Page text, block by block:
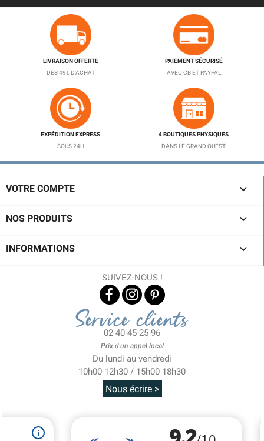
LIVRAISON OFFERTE
DÈS 49€ D'ACHAT
PAIEMENT SÉCURISÉ
AVEC CB ET PAYPAL
EXPÉDITION EXPRESS
SOUS 24H
4 BOUTIQUES PHYSIQUES
DANS LE GRAND OUEST
VOTRE COMPTE 
NOS PRODUITS 
INFORMATIONS 
SUIVEZ-NOUS !
Service clients
02-40-45-25-96
Prix d'un appel local
Du lundi au vendredi
10h00-12h30 / 15h00-18h30
Nous écrire >